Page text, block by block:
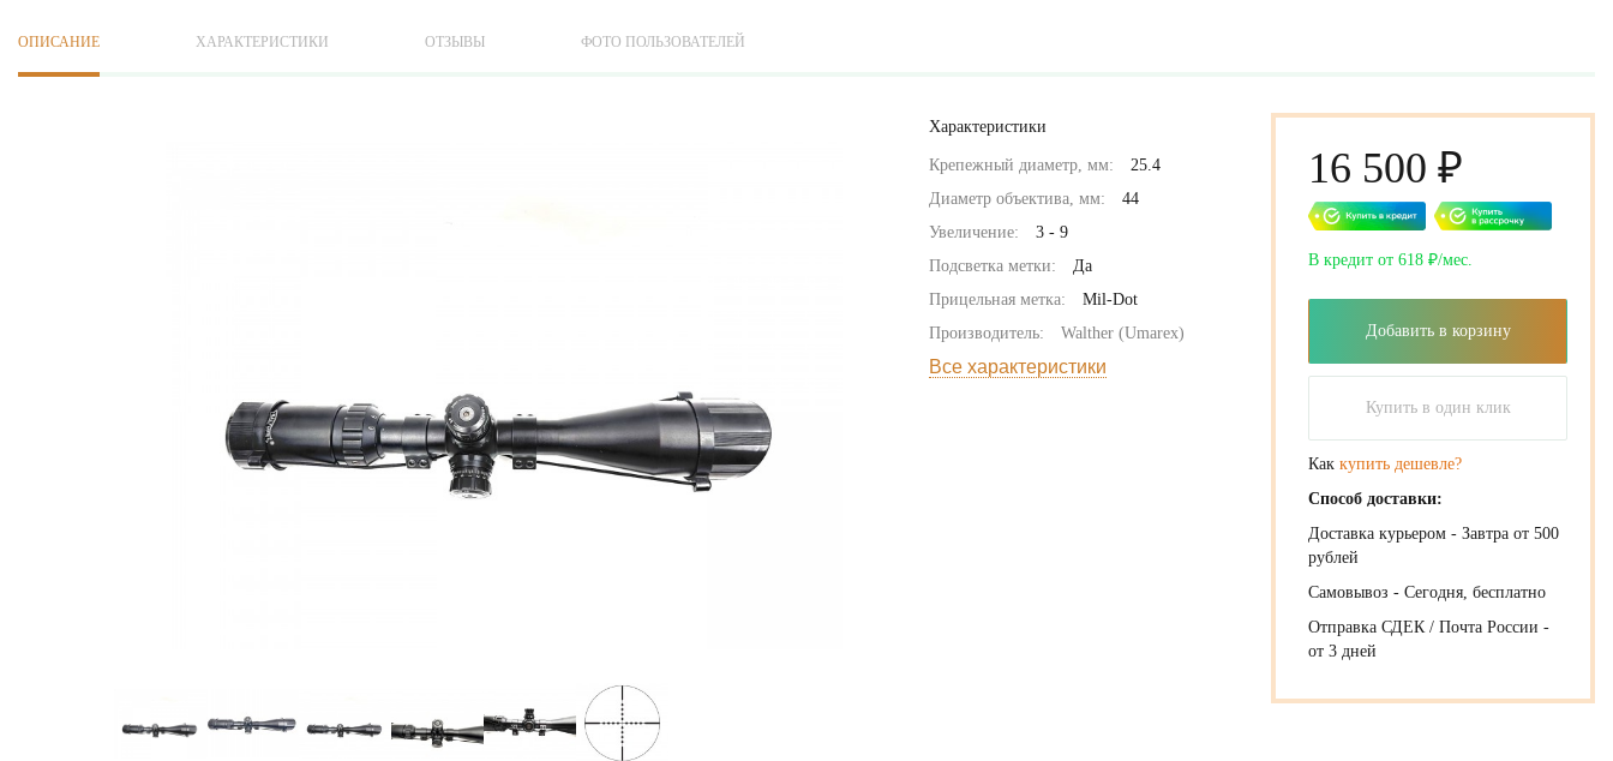
ОПИСАНИЕ ХАРАКТЕРИСТИКИ ОТЗЫВЫ ФОТО ПОЛЬЗОВАТЕЛЕЙ
Характеристики
Крепежный диаметр, мм:
25.4
Диаметр объектива, мм:
44
Увеличение:
3 - 9
Подсветка метки:
Да
Прицельная метка:
Mil-Dot
Производитель:
Walther (Umarex)
Все характеристики
16 500 ₽
В кредит от 618 ₽/мес.
Добавить в корзину
Купить в один клик
Как купить дешевле?
Способ доставки:
Доставка курьером - Завтра от 500
рублей
Самовывоз - Сегодня, бесплатно
Отправка СДЕК / Почта России -
от 3 дней